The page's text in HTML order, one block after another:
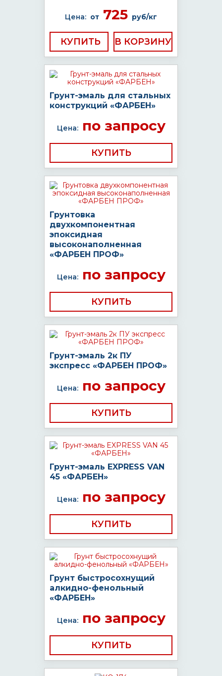
Цена: от 725 руб/кг
КУПИТЬ
Грунт-эмаль для стальных
конструкций «ФАРБЕН»
Цена:по запросу
КУПИТЬ
Грунтовка
двухкомпонентная
эпоксидная
высоконаполненная
«ФАРБЕН ПРОФ»
Цена:по запросу
КУПИТЬ
Грунт-эмаль 2к ПУ
экспресс «ФАРБЕН ПРОФ»
Цена:по запросу
КУПИТЬ
Грунт-эмаль EXPRESS VAN
45 «ФАРБЕН»
Цена:по запросу
КУПИТЬ
Грунт быстросохнущий
алкидно-фенольный
«ФАРБЕН»
Цена:по запросу
КУПИТЬ